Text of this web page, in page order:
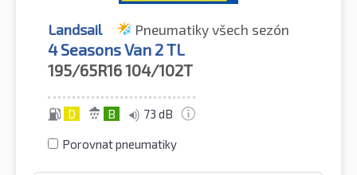
Landsail Pneumatiky všech sezón
4 Seasons Van 2 TL
195/65R16104/102T
D B 73 dB
Porovnat pneumatiky